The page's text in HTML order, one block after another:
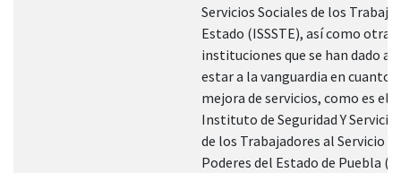
Servicios Sociales de los
Estado (ISSSTE), así como
instituciones que se han dado a
estar a la vanguardia en cuanto
mejora de servicios, como es el
Instituto de Seguridad Y
de los Trabajadores al Servicio
Poderes del Estado de Puebla